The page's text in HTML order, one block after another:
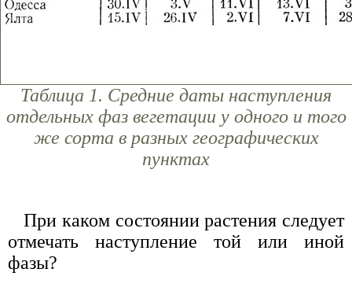
Таблица 1. Средние даты наступления
отдельных фаз вегетации у одного и того
же сорта в разных географических
пунктах
При каком состоянии растения следует
отмечать наступление той или иной
фазы?